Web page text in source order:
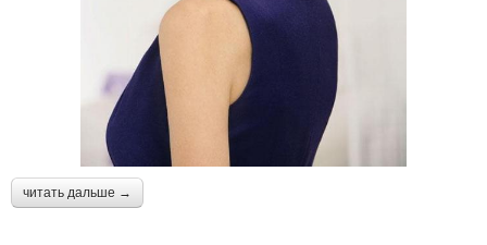
читать дальше →